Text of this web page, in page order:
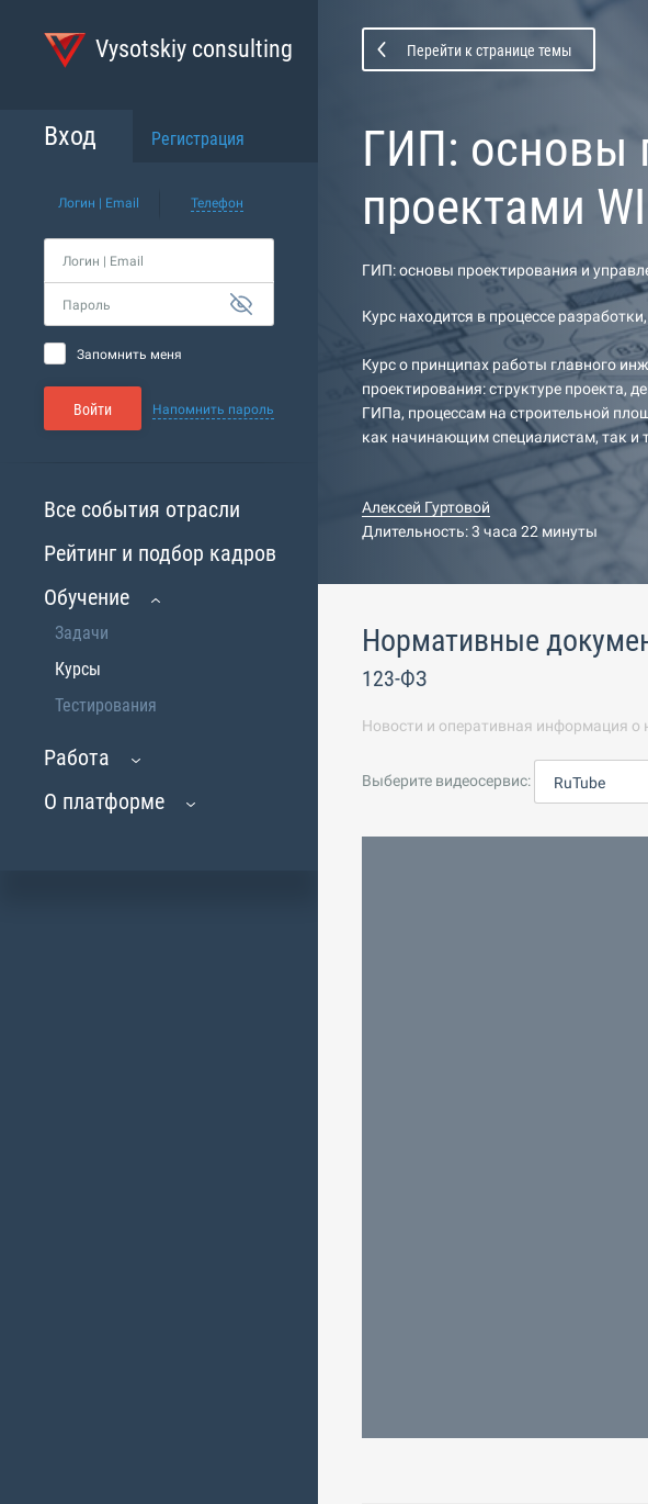
Vysotskiy consulting
Вход Регистрация
Логин | Email Телефон
Логин | Email
Пароль
Запомнить меня
Войти Напомнить пароль
Все события отрасли
Рейтинг и подбор кадров
Обучение
Задачи
Курсы
Тестирования
Работа
О платформе
Перейти к странице темы
ГИП: основы
проектами
ГИП: основы проектирования и
Курс находится в процессе
Курс о принципах работы главного
проектирования: структуре проекта,
ГИПа, процессам на строительной
как начинающим специалистам, так и
Алексей Гуртовой
Длительность: 3 часа 22 минуты
Нормативные
123-ФЗ
Новости и оперативная информация о
Выберите видеосервис: RuTube